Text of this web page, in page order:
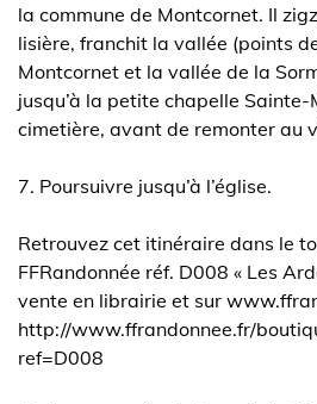
la commune de Montcornet. Il
lisière, franchit la vallée (points
Montcornet et la vallée de la
jusqu’à la petite chapelle
cimetière, avant de remonter au
7. Poursuivre jusqu’à l’église.
Retrouvez cet itinéraire dans le
FFRandonnée réf. D008 « Les
vente en librairie et sur
http://www.ffrandonnee.fr/
ref=D008